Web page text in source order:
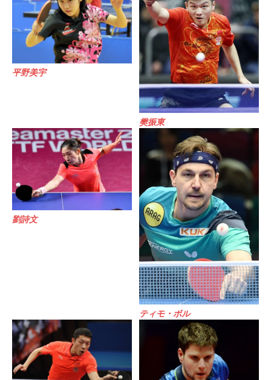
平野美宇
樊振東
劉詩文
ティモ・ボル